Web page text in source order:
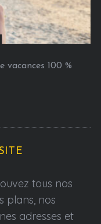
vacances 100 %
tous nos
plans, nos
adresses et